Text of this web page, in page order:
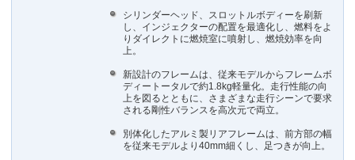
シリンダーヘッド、スロットルボディーを刷新
し、インジェクターの配置を最適化し、燃料をよ
りダイレクトに燃焼室に噴射し、燃焼効率を向
上。
新設計のフレームは、従来モデルからフレームボ
ディートータルで約1.8kg軽量化。走行性能の向
上を図るとともに、さまざまな走行シーンで要求
される剛性バランスを高次元で両立。
別体化したアルミ製リアフレームは、前方部の幅
を従来モデルより40mm細くし、足つきが向上。